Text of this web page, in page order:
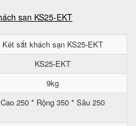
Két sắt khách sạn KS25-EKT
KS25-EKT
9kg
Cao 250 * Rộng 350 * Sâu 250